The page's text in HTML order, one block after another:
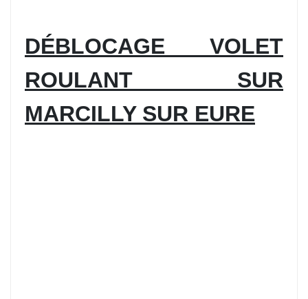
DÉBLOCAGE VOLET
ROULANT SUR
MARCILLY SUR EURE